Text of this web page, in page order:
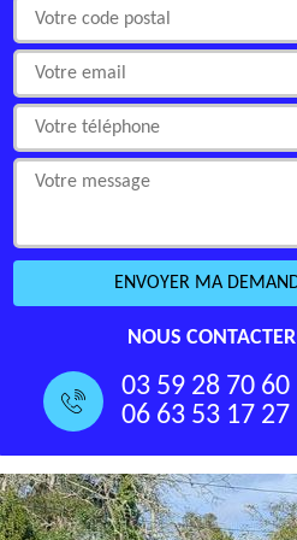
NOUS CONTACTER
03 59 28 70 60
06 63 53 17 27